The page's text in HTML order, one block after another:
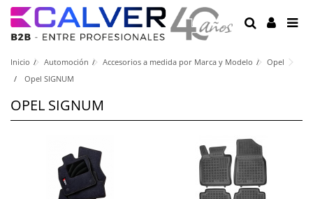
Inicio Automoción Accesorios a medida por Marca y Modelo
Opel
Opel SIGNUM
OPEL SIGNUM